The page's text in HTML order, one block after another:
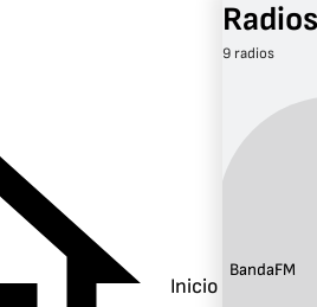
Inicio
9 radios
Banda:FM